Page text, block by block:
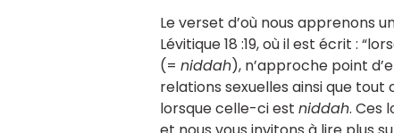
Le verset d’où nous apprenons
Lévitique 18 :19, où il est écrit :
(= niddah), n’approche point
relations sexuelles ainsi que
lorsque celle-ci est niddah. Ces